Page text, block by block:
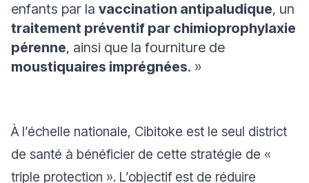
enfants par la vaccination antipaludique, un
traitement préventif par chimioprophylaxie
pérenne, ainsi que la fourniture de
moustiquaires imprégnées. »
À l’échelle nationale, Cibitoke est le seul district
de santé à bénéficier de cette stratégie de «
triple protection ». L’objectif est de réduire